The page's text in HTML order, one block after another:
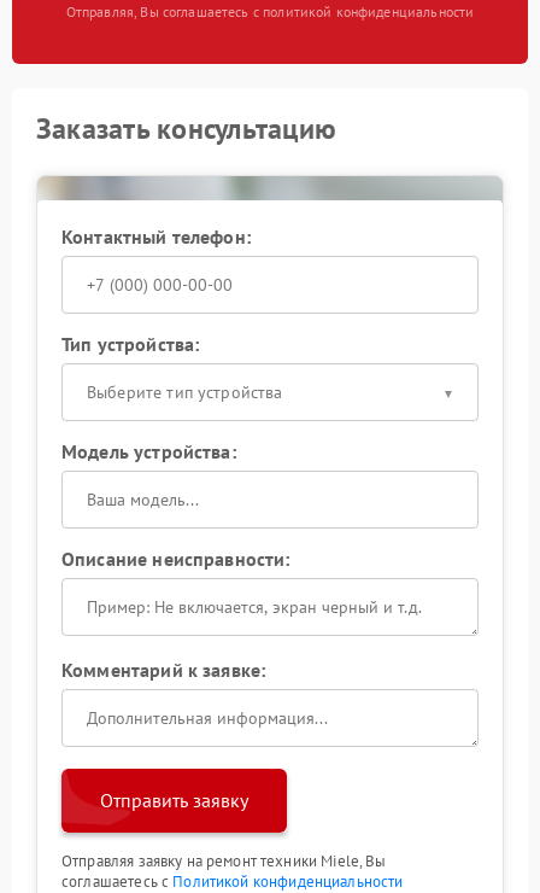
Отправляя, Вы соглашаетесь с политикой конфиденциальности
Заказать консультацию
Контактный телефон:
Тип устройства:
Выберите тип устройства
Модель устройства:
Описание неисправности:
Комментарий к заявке:
Отправить заявку
Отправляя заявку на ремонт техники Miele, Вы
соглашаетесь с Политикой конфиденциальности